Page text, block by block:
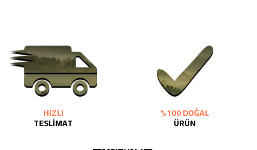
HIZLI
TESLİMAT
%100 DOĞAL
ÜRÜN